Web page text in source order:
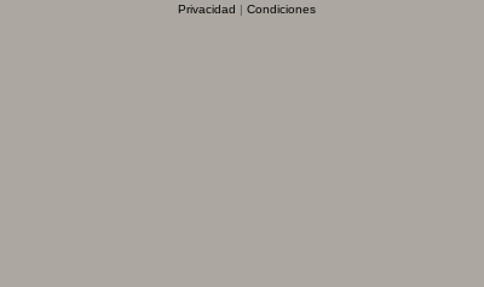
Privacidad | Condiciones